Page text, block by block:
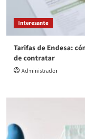
Interesante
Tarifas de Endesa:
de contratar
Administrador